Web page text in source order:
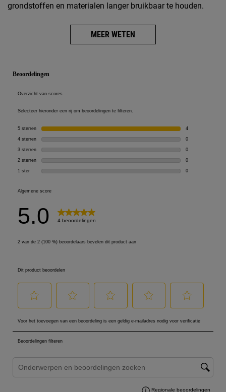
grondstoffen en materialen langer bruikbaar te houden.
MEER WETEN